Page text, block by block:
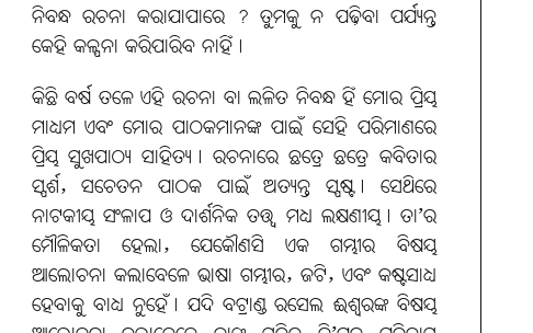
ନିବନ୍ଧ ରଚନା କରାଯାପାରେ ? ତୁମକୁ ନ ପଢ଼ିବା ପର୍ଯ୍ୟନ୍ତ
କେହି କଳ୍ପନା କରିପାରିବ ନାହିଁ।
କିଛି ବର୍ଷ ତଳେ ଏହି ରଚନା ବା ଲଳିତ ନିବନ୍ଧ ହିଁ ମୋର ପ୍ରିୟ
ମାଧ୍ୟମ ଏବଂ ମୋର ପାଠକମାନଙ୍କ ପାଇଁ ସେହି ପରିମାଣରେ
ପ୍ରିୟ ସୁଖପାଠ୍ୟ ସାହିତ୍ୟ। ରଚନାରେ ଛତ୍ରେ ଛତ୍ରେ କବିତାର
ସ୍ପର୍ଶ, ସଚେତନ ପାଠକ ପାଇଁ ଅତ୍ୟନ୍ତ ସ୍ପଷ୍ଟ। ସେଥିରେ
ନାଟକୀୟ ସଂଳାପ ଓ ଦାର୍ଶନିକ ତତ୍ତ୍ବ ମଧ୍ୟ ଲକ୍ଷଣୀୟ। ତା’ର
ମୌଳିକତା ହେଲା, ଯେକୌଣସି ଏକ ଗମ୍ଭୀର ବିଷୟ
ଆଲୋଚନା କଲାବେଳେ ଭାଷା ଗମ୍ଭୀର, ଜଟି, ଏବଂ କଷ୍ଟସାଧ୍ୟ
ହେବାକୁ ବାଧ୍ୟ ନୁହେଁ। ଯଦି ବଟ୍ରାଣ୍ଡ ରସେଲ ଈଶ୍ବରଙ୍କ ବିଷୟ